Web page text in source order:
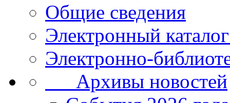
Общие сведения
Электронный
Электронно-
Архивы новостей